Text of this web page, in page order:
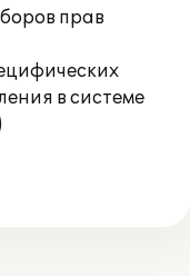
прав
в системе